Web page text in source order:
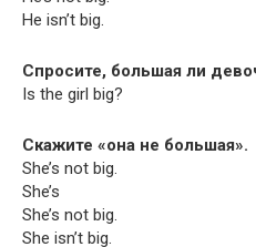
He isn’t big.
Спросите, большая ли
Is the girl big?
Скажите «она не большая».
She’s not big.
She’s
She’s not big.
She isn’t big.